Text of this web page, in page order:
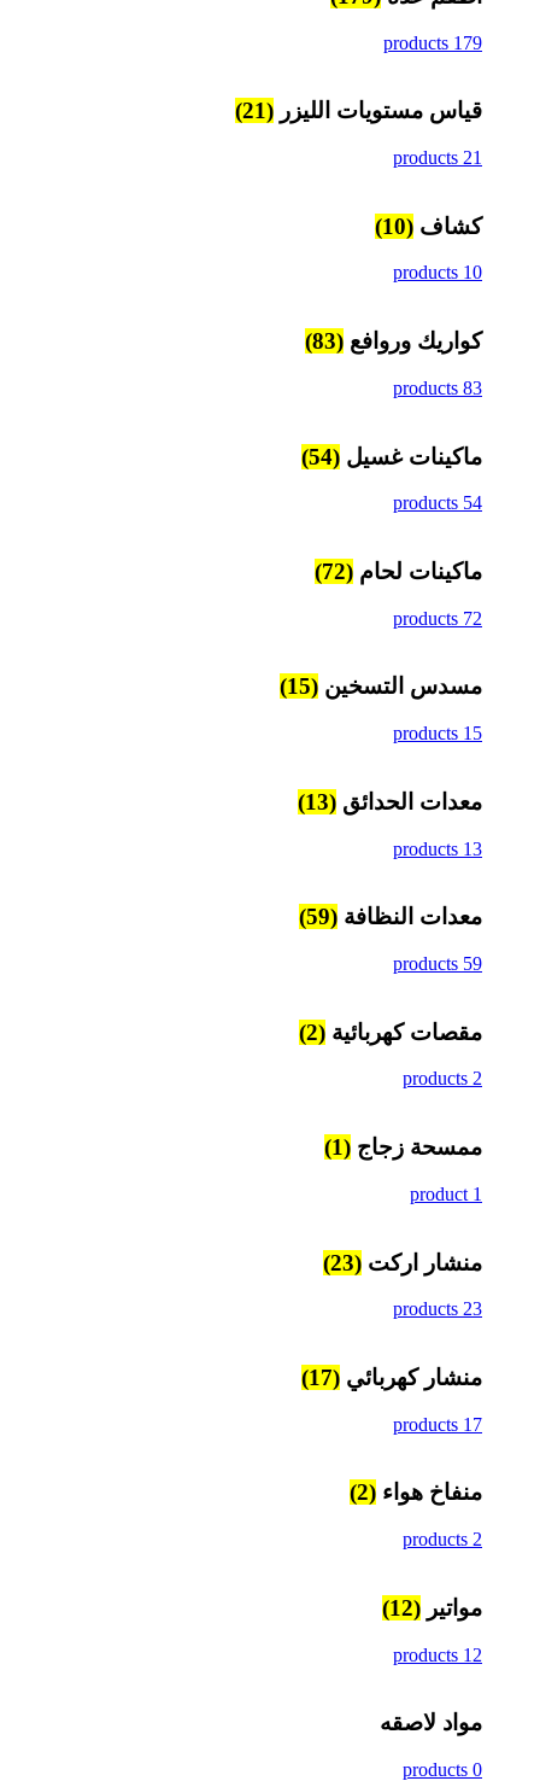
179 products
قياس مستويات الليزر (21)
21 products
كشاف (10)
10 products
كواريك وروافع (83)
83 products
ماكينات غسيل (54)
54 products
ماكينات لحام (72)
72 products
مسدس التسخين (15)
15 products
معدات الحدائق (13)
13 products
معدات النظافة (59)
59 products
مقصات كهربائية (2)
2 products
ممسحة زجاج (1)
1 product
منشار اركت (23)
23 products
منشار كهربائي (17)
17 products
منفاخ هواء (2)
2 products
مواتير (12)
12 products
مواد لاصقه
0 products